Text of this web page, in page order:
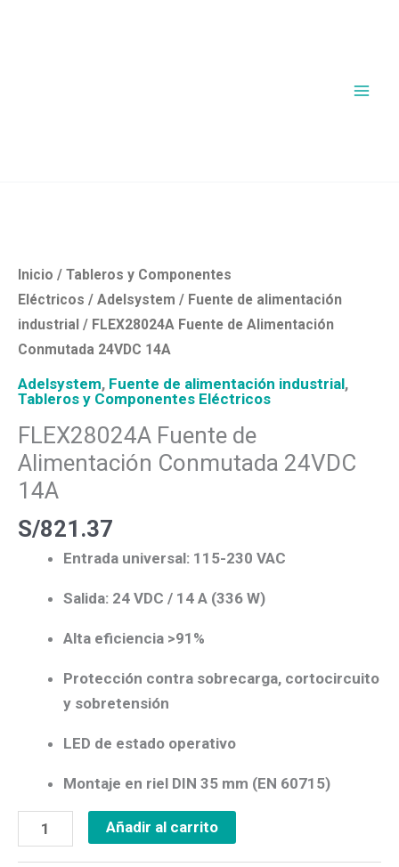
Inicio / Tableros y Componentes
Eléctricos / Adelsystem / Fuente de alimentación
industrial / FLEX28024A Fuente de Alimentación
Conmutada 24VDC 14A
Adelsystem, Fuente de alimentación industrial,
Tableros y Componentes Eléctricos
FLEX28024A Fuente de
Alimentación Conmutada 24VDC
14A
S/821.37
Entrada universal: 115-230 VAC
Salida: 24 VDC / 14 A (336 W)
Alta eficiencia >91%
Protección contra sobrecarga, cortocircuito
y sobretensión
LED de estado operativo
Montaje en riel DIN 35 mm (EN 60715)
Alimentación
Conmutada
24VDC
14A
Añadir al carrito